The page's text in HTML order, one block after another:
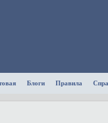
Блоги Правила